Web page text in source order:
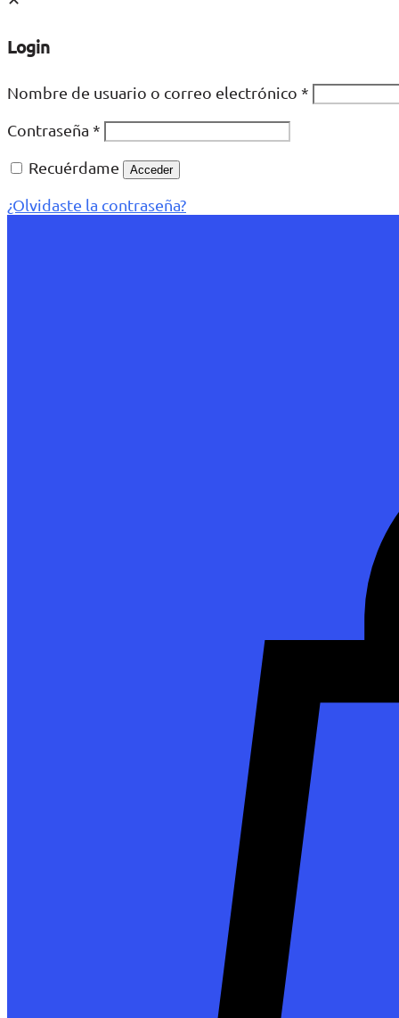
Login
Nombre de usuario o correo electrónico *
Contraseña *
Recuérdame
Acceder
¿Olvidaste la contraseña?